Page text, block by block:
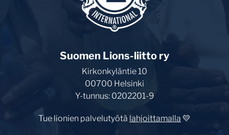
Suomen Lions-liitto ry
Kirkonkyläntie 10
00700 Helsinki
Y-tunnus: 0202201-9
Tue lionien palvelutyötä lahjoittamalla 💛